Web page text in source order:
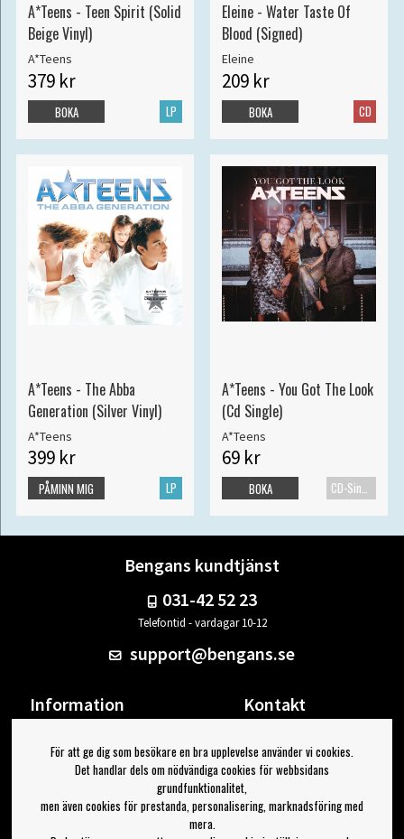
A*Teens - Teen Spirit (Solid
Beige Vinyl)
A*Teens
379 kr
LP
BOKA
Eleine - Water Taste Of
Blood (Signed)
Eleine
209 kr
CD
BOKA
A*Teens - The Abba
Generation (Silver Vinyl)
A*Teens
399 kr
LP
PÅMINN MIG
A*Teens - You Got The Look
(Cd Single)
A*Teens
69 kr
CD-Singel
BOKA
Bengans kundtjänst
031-42 52 23
Telefontid - vardagar 10-12
support@bengans.se
Information
Om Bengans
FAQ / Köp- & Leveransvillkor
Kontakt
Din sida
Logga ut
Jag vill ha tips från Bengans
För att ge dig som besökare en bra upplevelse använder vi cookies.
Det handlar dels om nödvändiga cookies för webbsidans
grundfunktionalitet,
men även cookies för prestanda, personalisering, marknadsföring med
mera.